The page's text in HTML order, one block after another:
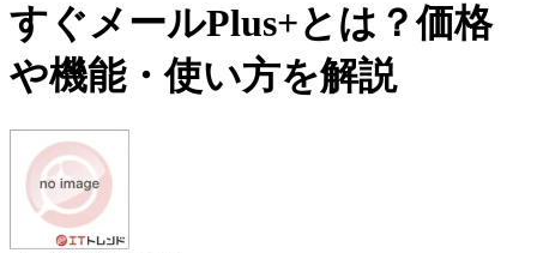
すぐメールPlus+とは？価格
や機能・使い方を解説